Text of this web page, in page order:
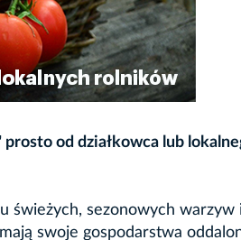
od działkowca lub
świeżych, sezonowych
swoje gospodarstwa